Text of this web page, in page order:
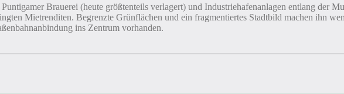
Brauerei (heute größtenteils verlagert) und Industriehafenanlagen entlang der
Mietrenditen. Begrenzte Grünflächen und ein fragmentiertes Stadtbild machen ihn
ins Zentrum vorhanden.